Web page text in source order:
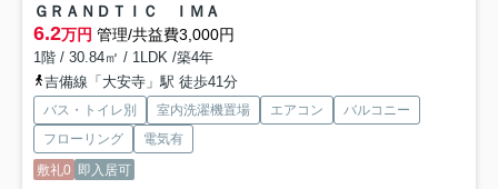
ＧＲＡＮＤＴＩＣ ＩＭＡ
6.2万円 管理/共益費3,000円
1階 / 30.84㎡ / 1LDK /築4年
吉備線「大安寺」駅 徒歩41分
バス・トイレ別 室内洗濯機置場 エアコン
バルコニー
フローリング
電気有
敷礼0 即入居可